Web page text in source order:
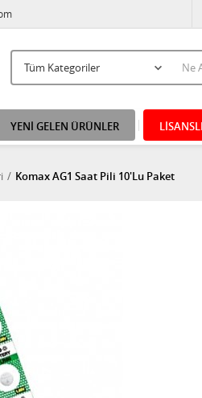
YENİ GELEN ÜRÜNLER
Komax AG1 Saat Pili 10'Lu Paket